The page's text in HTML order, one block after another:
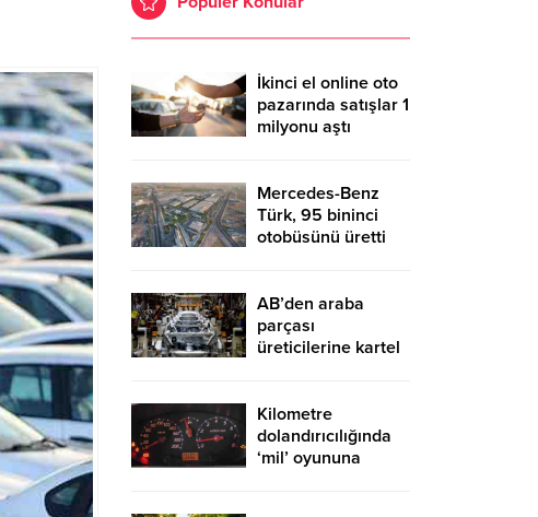
İkinci el online oto
pazarında satışlar 1
milyonu aştı
Mercedes-Benz
Türk, 95 bininci
otobüsünü üretti
AB’den araba
parçası
üreticilerine kartel
Kilometre
dolandırıcılığında
‘mil’ oyununa